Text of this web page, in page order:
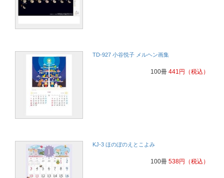
TD-927 小谷悦子 メルヘン画集
100冊 441 円 （税込）
KJ-3 ほのぼのえとこよみ
100冊 538円 （税込）